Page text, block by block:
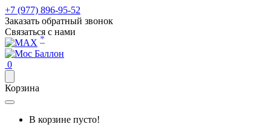
+7 (977) 896-95-52
Заказать обратный звонок
Связаться с нами
*
0
Корзина
В корзине пусто!